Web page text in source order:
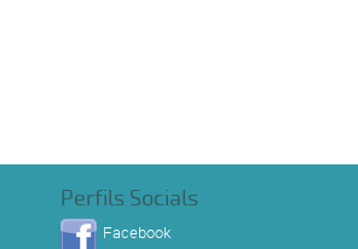
Perfils Socials
Facebook